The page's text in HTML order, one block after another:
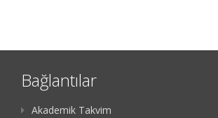
Bağlantılar
Akademik Takvim